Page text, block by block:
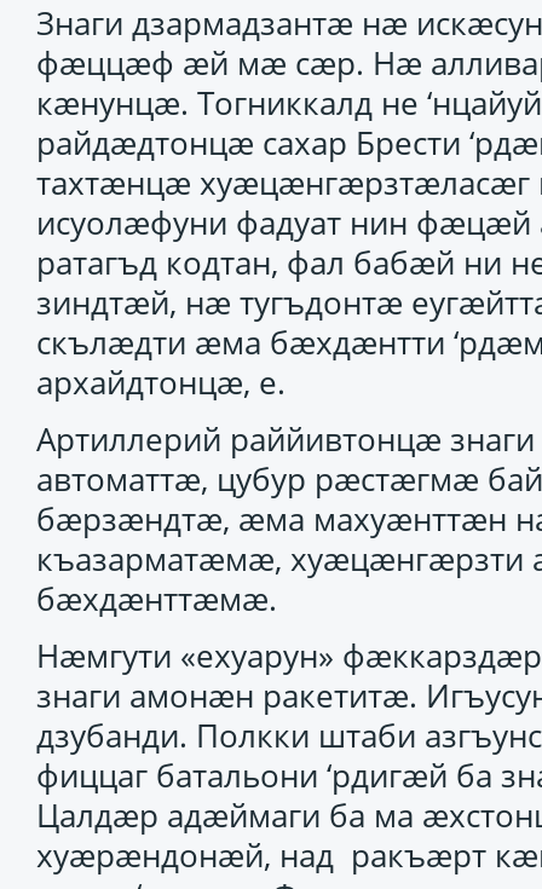
Знаги дзармадзантӕ нӕ
фӕццӕф ӕй мӕ сӕр. Нӕ
кӕнунцӕ. Тогниккалд не
райдӕдтонцӕ сахар Брести
тахтӕнцӕ хуӕцӕнгӕрзтӕласӕг
исуолӕфуни фадуат нин
ратагъд кодтан, фал бабӕй
зиндтӕй, нӕ тугъдонтӕ
скълӕдти ӕма бӕхдӕнтти
архайдтонцӕ, е.
Артиллерий раййивтонцӕ
автоматтӕ, цубур рӕстӕгмӕ
бӕрзӕндтӕ, ӕма махуӕнттӕн
къазарматӕмӕ, хуӕцӕнгӕрзти
бӕхдӕнттӕмӕ.
Нӕмгути «ехуарун»
знаги амонӕн ракетитӕ.
дзубанди. Полкки штаби
фиццаг батальони ‘рдигӕй ба
Цалдӕр адӕймаги ба ма
хуӕрӕндонӕй, над ракъӕрт